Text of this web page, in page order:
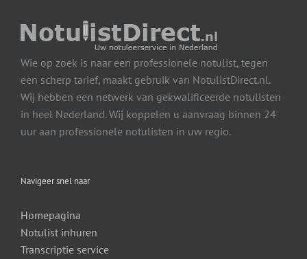
Wie op zoek is naar een professionele notulist, tegen
een scherp tarief, maakt gebruik van NotulistDirect.nl.
Wij hebben een netwerk van gekwalificeerde notulisten
in heel Nederland. Wij koppelen u aanvraag binnen 24
uur aan professionele notulisten in uw regio.
Navigeer snel naar
Homepagina
Notulist inhuren
Transcriptie service